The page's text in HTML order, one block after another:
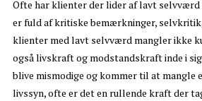
Ofte har klienter der lider af lavt selvværd
er fuld af kritiske bemærkninger,
klienter med lavt selvværd mangler ikke
også livskraft og modstandskraft inde i
blive mismodige og kommer til at mangle
livssyn, ofte er det en rullende kraft der